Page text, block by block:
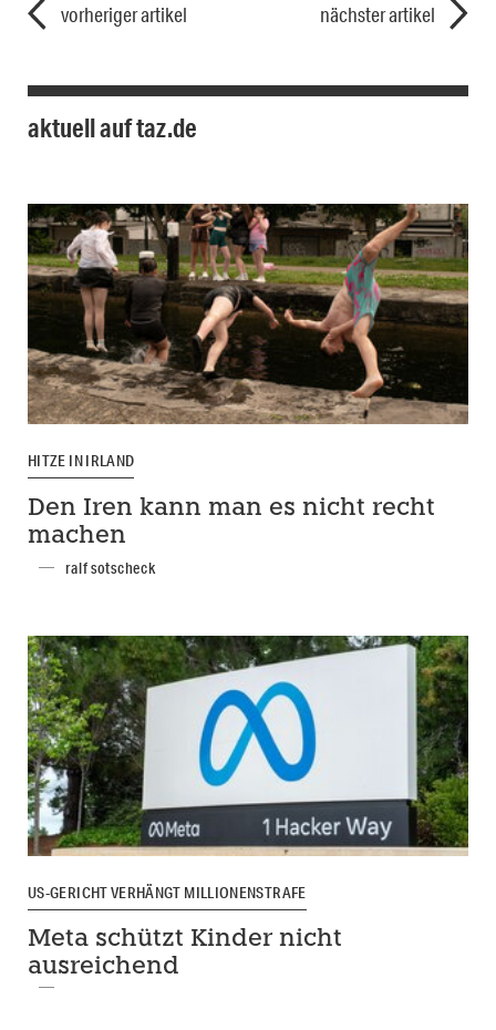
vorheriger artikel nächster artikel
aktuell auf taz.de
HITZE IN IRLAND
Den Iren kann man es nicht recht
machen
ralf sotscheck
US-GERICHT VERHÄNGT MILLIONENSTRAFE
Meta schützt Kinder nicht
ausreichend